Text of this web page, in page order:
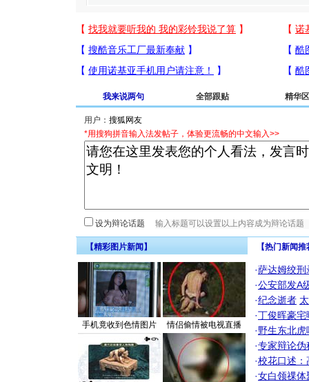
我来说两句 全部跟贴 精华区
用户：
*用搜狗拼音输入法发帖子，体验更流畅的中文输入>>
设为辩论话题
【精彩图片新闻】
手机竟收到色情图片 情侣偷情被电视直播
【热门新闻
·萨达姆绞刑
·公安部发A
·纪念逝者
·丁俊晖豪
·野生东北
·专家辩论伪
·校花口述：
·女白领祼体